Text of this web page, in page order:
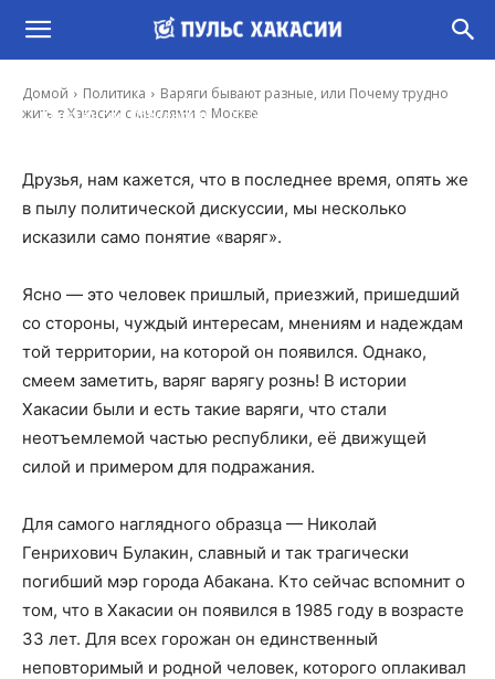
Домой Политика
Варяги бывают разные, или Почему трудно
жить в Хакасии с мыслями о Москве
Константин Обеленский - 22 Окт, 2024 0:00
Друзья, нам кажется, что в последнее время, опять же
в пылу политической дискуссии, мы несколько
исказили само понятие «варяг».
Ясно — это человек пришлый, приезжий, пришедший
со стороны, чуждый интересам, мнениям и надеждам
той территории, на которой он появился. Однако,
смеем заметить, варяг варягу рознь! В истории
Хакасии были и есть такие варяги, что стали
неотъемлемой частью республики, её движущей
силой и примером для подражания.
Для самого наглядного образца — Николай
Генрихович Булакин, славный и так трагически
погибший мэр города Абакана. Кто сейчас вспомнит о
том, что в Хакасии он появился в 1985 году в возрасте
33 лет. Для всех горожан он единственный
неповторимый и родной человек, которого оплакивал